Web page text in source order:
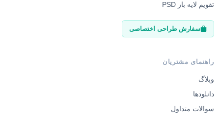
سفارش طراحی اختصاصی
دانلودها
سوالات متداول
قوانین و مقررات